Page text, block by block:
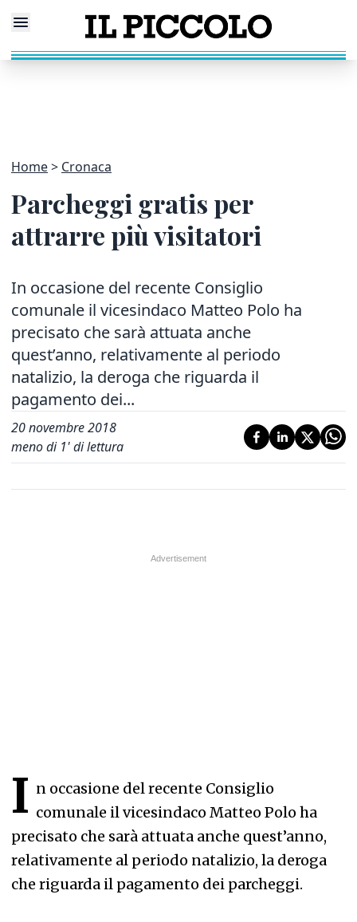
Home Cronaca
Parcheggi gratis per
attrarre più visitatori
In occasione del recente Consiglio
comunale il vicesindaco Matteo Polo ha
precisato che sarà attuata anche
quest’anno, relativamente al periodo
natalizio, la deroga che riguarda il
pagamento dei...
20 novembre 2018
meno di 1' di lettura
I n occasione del recente Consiglio
comunale il vicesindaco Matteo Polo ha
precisato che sarà attuata anche quest’anno,
relativamente al periodo natalizio, la deroga
che riguarda il pagamento dei parcheggi.